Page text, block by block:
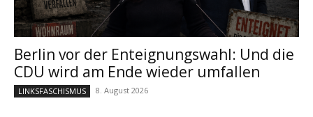
Berlin vor der Enteignungswahl: Und die
CDU wird am Ende wieder umfallen
LINKSFASCHISMUS 8. August 2026